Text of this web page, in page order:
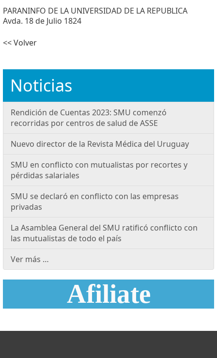
PARANINFO DE LA UNIVERSIDAD DE LA REPUBLICA
Avda. 18 de Julio 1824
<< Volver
Noticias
Rendición de Cuentas 2023: SMU comenzó
recorridas por centros de salud de ASSE
Nuevo director de la Revista Médica del Uruguay
SMU en conflicto con mutualistas por recortes y
pérdidas salariales
SMU se declaró en conflicto con las empresas
privadas
La Asamblea General del SMU ratificó conflicto con
las mutualistas de todo el país
Ver más …
Afiliate